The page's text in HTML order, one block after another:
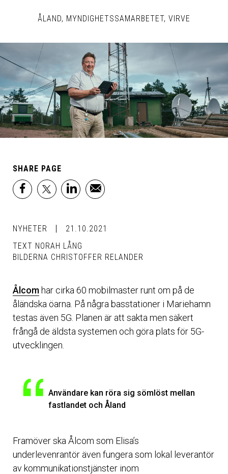
ÅLAND MYNDIGHETSSAMARBETET VIRVE
SHARE PAGE
facebook
x linkedinemail
NYHETER
21.10.2021
TEXT NORAH LÅNG
BILDERNA CHRISTOFFER RELANDER
Ålcomhar cirka 60 mobilmaster runt om på de
åländska öarna. På några basstationer i Mariehamn
testas även 5G. Planen är att sakta men säkert
frångå de äldsta systemen och göra plats för 5G-
utvecklingen.
Användare kan röra sig sömlöst mellan
fastlandet och Åland
Framöver ska Ålcom som Elisa’s
underlevenrantör även fungera som lokal leverantör
av kommunikationstjänster inom